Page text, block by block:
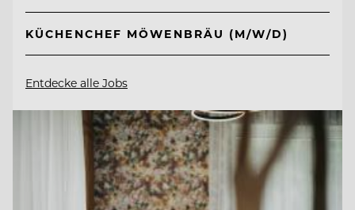
KÜCHENCHEF MÖWENBRÄU (M/W/D)
Entdecke alle Jobs